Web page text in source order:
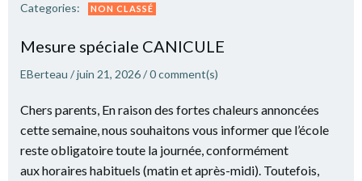
Categories: NON CLASSÉ
Mesure spéciale CANICULE
EBerteau /juin 21, 2026/0comment(s)
Chers parents, En raison des fortes chaleurs annoncées
cette semaine, nous souhaitons vous informer que l’école
reste obligatoire toute la journée, conformément
aux horaires habituels (matin et après-midi). Toutefois,